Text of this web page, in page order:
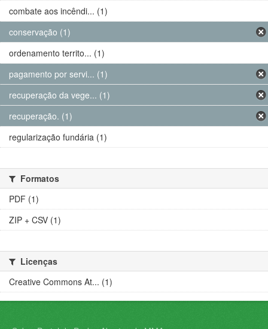
combate aos incêndi... (1)
conservação (1)
ordenamento territo... (1)
pagamento por servi... (1)
recuperação da vege... (1)
recuperação. (1)
regularização fundária (1)
Formatos
PDF (1)
ZIP + CSV (1)
Licenças
Creative Commons At... (1)